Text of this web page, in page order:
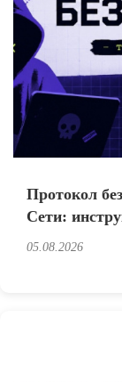
Протокол
Сети:
05.08.2026